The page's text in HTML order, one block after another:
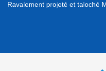
Ravalement projeté et taloché